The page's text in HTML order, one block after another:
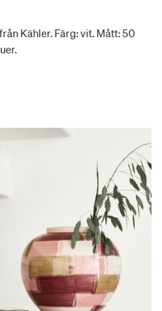
Kähler. Färg: vit. Mått: 50